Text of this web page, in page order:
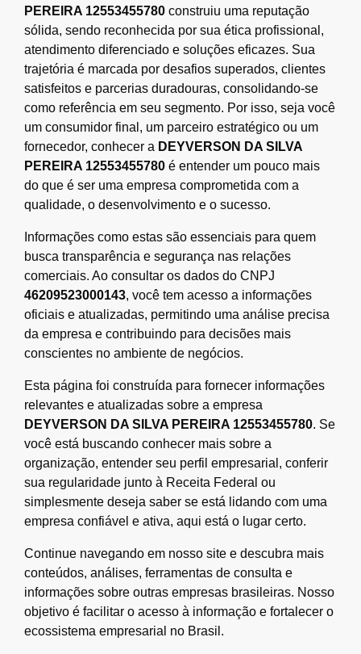
PEREIRA 12553455780 construiu uma reputação
sólida, sendo reconhecida por sua ética profissional,
atendimento diferenciado e soluções eficazes. Sua
trajetória é marcada por desafios superados, clientes
satisfeitos e parcerias duradouras, consolidando-se
como referência em seu segmento. Por isso, seja você
um consumidor final, um parceiro estratégico ou um
fornecedor, conhecer a DEYVERSON DA SILVA
PEREIRA 12553455780 é entender um pouco mais
do que é ser uma empresa comprometida com a
qualidade, o desenvolvimento e o sucesso.
Informações como estas são essenciais para quem
busca transparência e segurança nas relações
comerciais. Ao consultar os dados do CNPJ
46209523000143, você tem acesso a informações
oficiais e atualizadas, permitindo uma análise precisa
da empresa e contribuindo para decisões mais
conscientes no ambiente de negócios.
Esta página foi construída para fornecer informações
relevantes e atualizadas sobre a empresa
DEYVERSON DA SILVA PEREIRA 12553455780. Se
você está buscando conhecer mais sobre a
organização, entender seu perfil empresarial, conferir
sua regularidade junto à Receita Federal ou
simplesmente deseja saber se está lidando com uma
empresa confiável e ativa, aqui está o lugar certo.
Continue navegando em nosso site e descubra mais
conteúdos, análises, ferramentas de consulta e
informações sobre outras empresas brasileiras. Nosso
objetivo é facilitar o acesso à informação e fortalecer o
ecossistema empresarial no Brasil.